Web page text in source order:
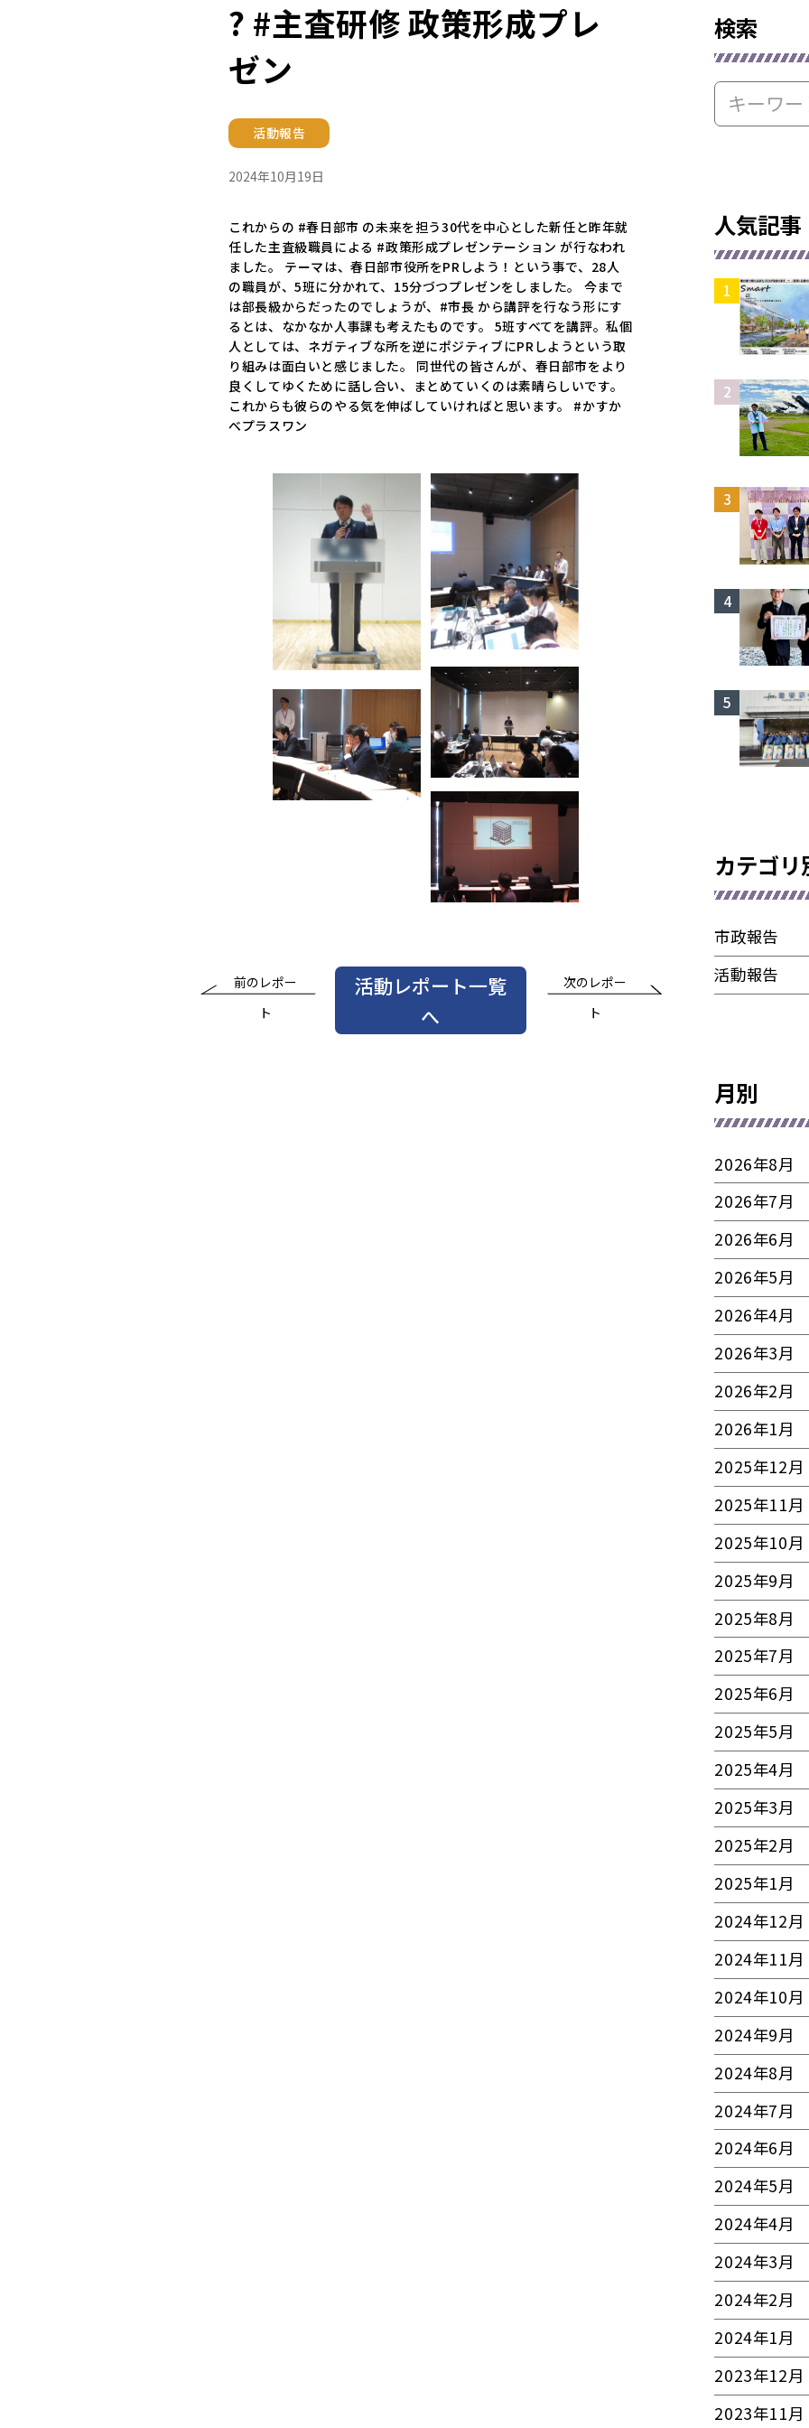
? #主査研修 政策形成プレ
ゼン
活動報告
2024年10月19日
これからの #春日部市 の未来を担う30代を中心とした新任と昨年就
任した主査級職員による #政策形成プレゼンテーション が行なわれ
ました。 テーマは、春日部市役所をPRしよう！という事で、28人
の職員が、5班に分かれて、15分づつプレゼンをしました。 今まで
は部長級からだったのでしょうが、#市長 から講評を行なう形にす
るとは、なかなか人事課も考えたものです。 5班すべてを講評。私個
人としては、ネガティブな所を逆にポジティブにPRしようという取
り組みは面白いと感じました。 同世代の皆さんが、春日部市をより
良くしてゆくために話し合い、まとめていくのは素晴らしいです。
これからも彼らのやる気を伸ばしていければと思います。 #かすか
べプラスワン
前のレポー
ト
活動レポート一覧
へ
次のレポー
ト
検索
人気記事
カテゴリ
市政報告
活動報告
月別
2026年8月
2026年7月
2026年6月
2026年5月
2026年4月
2026年3月
2026年2月
2026年1月
2025年12月
2025年11月
2025年10月
2025年9月
2025年8月
2025年7月
2025年6月
2025年5月
2025年4月
2025年3月
2025年2月
2025年1月
2024年12月
2024年11月
2024年10月
2024年9月
2024年8月
2024年7月
2024年6月
2024年5月
2024年4月
2024年3月
2024年2月
2024年1月
2023年12月
2023年11月